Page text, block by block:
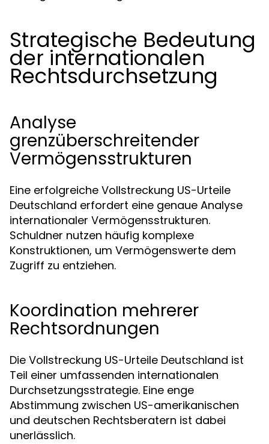
Strategische Bedeutung
der internationalen
Rechtsdurchsetzung
Analyse
grenzüberschreitender
Vermögensstrukturen
Eine erfolgreiche Vollstreckung US-Urteile
Deutschland erfordert eine genaue Analyse
internationaler Vermögensstrukturen.
Schuldner nutzen häufig komplexe
Konstruktionen, um Vermögenswerte dem
Zugriff zu entziehen.
Koordination mehrerer
Rechtsordnungen
Die Vollstreckung US-Urteile Deutschland ist
Teil einer umfassenden internationalen
Durchsetzungsstrategie. Eine enge
Abstimmung zwischen US-amerikanischen
und deutschen Rechtsberatern ist dabei
unerlässlich.